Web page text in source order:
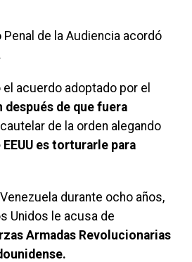
de la Audiencia acordó
acuerdo adoptado por el
de que fuera
de la orden alegando
es torturarle para
durante ocho años,
Unidos le acusa de
Armadas Revolucionarias